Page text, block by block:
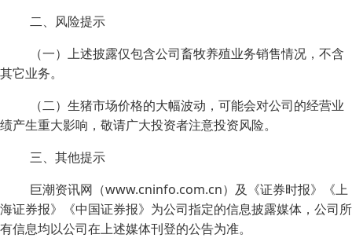
二、风险提示
（一）上述披露仅包含公司畜牧养殖业务销售情况，不含
其它业务。
（二）生猪市场价格的大幅波动，可能会对公司的经营业
绩产生重大影响，敬请广大投资者注意投资风险。
三、其他提示
巨潮资讯网（www.cninfo.com.cn）及《证券时报》《上
海证券报》《中国证券报》为公司指定的信息披露媒体，公司所
有信息均以公司在上述媒体刊登的公告为准。